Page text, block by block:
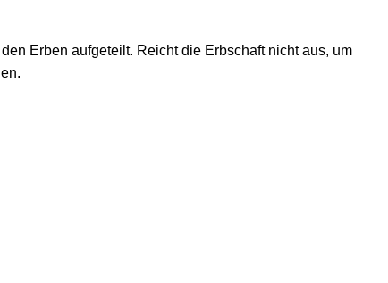
Erben aufgeteilt. Reicht die Erbschaft nicht aus, um